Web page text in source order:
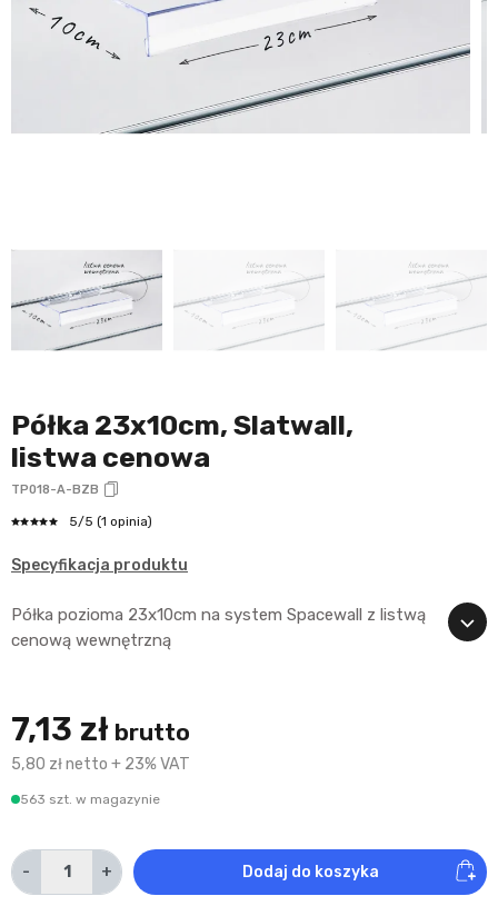
Półka 23x10cm, Slatwall,
listwa cenowa
TP018-A-BZB
5/5 (1 opinia)
Specyfikacja produktu
Półka pozioma 23x10cm na system Spacewall z listwą
cenową wewnętrzną
7,13 zł brutto
5,80 zł netto + 23% VAT
563 szt. w magazynie
- + Dodaj do koszyka